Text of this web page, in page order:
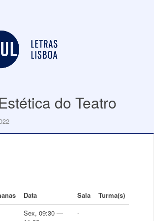
do Teatro
Data Sala
Turma(s)
Sex, 09:30 —
-